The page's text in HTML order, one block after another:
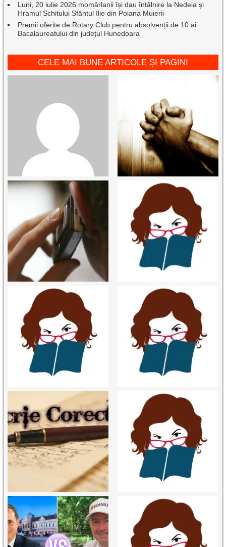
Luni, 20 iulie 2026 momârlanii își dau întâlnire la Nedeia și
Hramul Schitului Sfântul Ilie din Poiana Muierii
Premii oferite de Rotary Club pentru absolvenții de 10 ai
Bacalaureatului din județul Hunedoara
CELE MAI BUNE ARTICOLE ȘI PAGINI